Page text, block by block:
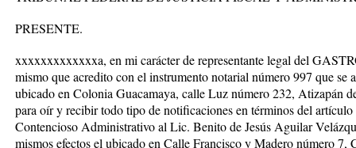
PRESENTE.
xxxxxxxxxxxxxa, en mi carácter de representante legal del
mismo que acredito con el instrumento notarial número 997 que se
ubicado en Colonia Guacamaya, calle Luz número 232, Atizapán
para oír y recibir todo tipo de notificaciones en términos del
Contencioso Administrativo al Lic. Benito de Jesús Aguilar
mismos efectos el ubicado en Calle Francisco y Madero número